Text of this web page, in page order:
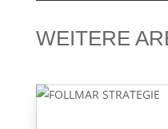
WEITERE